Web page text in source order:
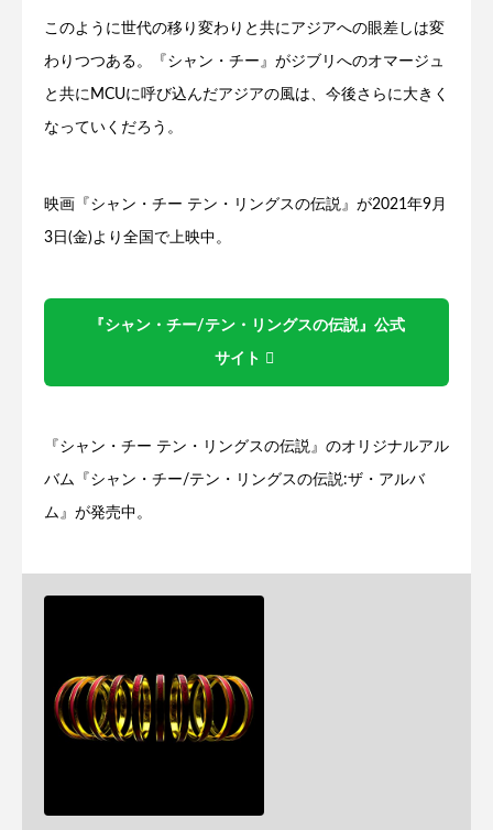
このように世代の移り変わりと共にアジアへの眼差しは変
わりつつある。『シャン・チー』がジブリへのオマージュ
と共にMCUに呼び込んだアジアの風は、今後さらに大きく
なっていくだろう。
映画『シャン・チー テン・リングスの伝説』が2021年9月
3日(金)より全国で上映中。
『シャン・チー/テン・リングスの伝説』公式
サイト
『シャン・チー テン・リングスの伝説』のオリジナルアル
バム『シャン・チー/テン・リングスの伝説:ザ・アルバ
ム』が発売中。